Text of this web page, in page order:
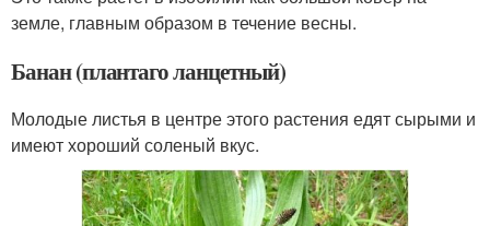
земле, главным образом в течение весны.
Банан (плантаго ланцетный)
Молодые листья в центре этого растения едят сырыми и
имеют хороший соленый вкус.